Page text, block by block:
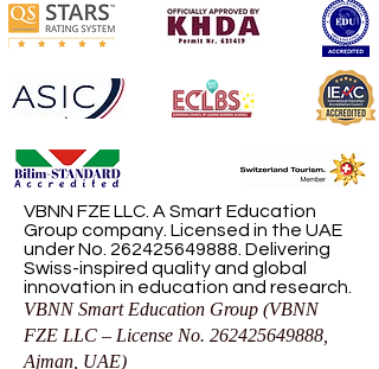
and diplomas are issued by the licensed
institutions within our group.
VBNN FZE LLC. A Smart Education
Group company. Licensed in the UAE
under No.262425649888. Delivering
Swiss-inspired quality and global
innovation in education and research.